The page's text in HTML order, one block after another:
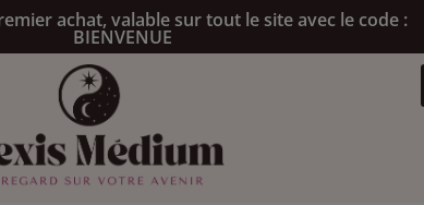
achat, valable sur tout le site avec le code :
BIENVENUE